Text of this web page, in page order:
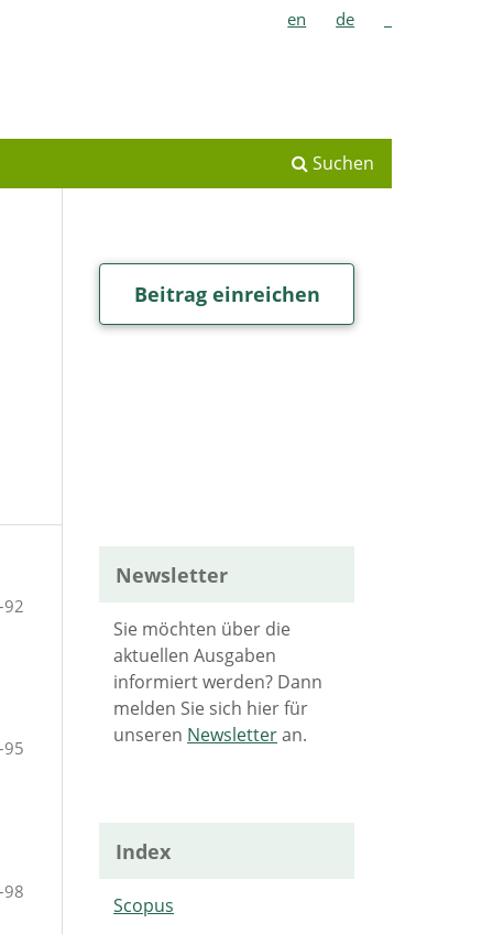
Suchen
en de
Beitrag einreichen
Newsletter
Sie möchten über die
aktuellen Ausgaben
informiert werden? Dann
melden Sie sich hier für
unseren Newsletteran.
Index
Scopus